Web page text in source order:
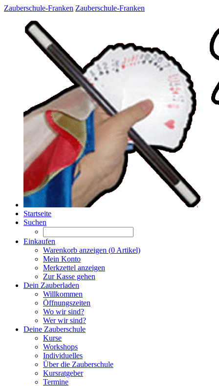
Zauberschule-Franken Zauberschule-Franken
Startseite
Suchen
Einkaufen
Warenkorb anzeigen (0 Artikel)
Mein Konto
Merkzettel anzeigen
Zur Kasse gehen
Dein Zauberladen
Willkommen
Öffnungszeiten
Wo wir sind?
Wer wir sind?
Deine Zauberschule
Kurse
Workshops
Individuelles
Über die Zauberschule
Kursratgeber
Termine